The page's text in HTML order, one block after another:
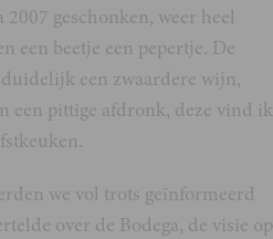
geschonken, weer heel
een beetje een pepertje. De
een zwaardere wijn,
een pittige afdronk, deze vind ik
we vol trots geïnformeerd
over de Bodega, de visie op